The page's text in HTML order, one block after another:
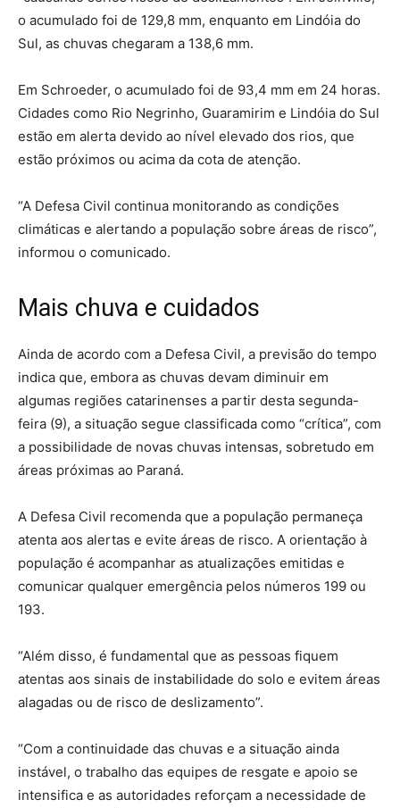
o acumulado foi de 129,8 mm, enquanto em Lindóia do
Sul, as chuvas chegaram a 138,6 mm.
Em Schroeder, o acumulado foi de 93,4 mm em 24 horas.
Cidades como Rio Negrinho, Guaramirim e Lindóia do Sul
estão em alerta devido ao nível elevado dos rios, que
estão próximos ou acima da cota de atenção.
“A Defesa Civil continua monitorando as condições
climáticas e alertando a população sobre áreas de risco”,
informou o comunicado.
Mais chuva e cuidados
Ainda de acordo com a Defesa Civil, a previsão do tempo
indica que, embora as chuvas devam diminuir em
algumas regiões catarinenses a partir desta segunda-
feira (9), a situação segue classificada como “crítica”, com
a possibilidade de novas chuvas intensas, sobretudo em
áreas próximas ao Paraná.
A Defesa Civil recomenda que a população permaneça
atenta aos alertas e evite áreas de risco. A orientação à
população é acompanhar as atualizações emitidas e
comunicar qualquer emergência pelos números 199 ou
193.
“Além disso, é fundamental que as pessoas fiquem
atentas aos sinais de instabilidade do solo e evitem áreas
alagadas ou de risco de deslizamento”.
“Com a continuidade das chuvas e a situação ainda
instável, o trabalho das equipes de resgate e apoio se
intensifica e as autoridades reforçam a necessidade de